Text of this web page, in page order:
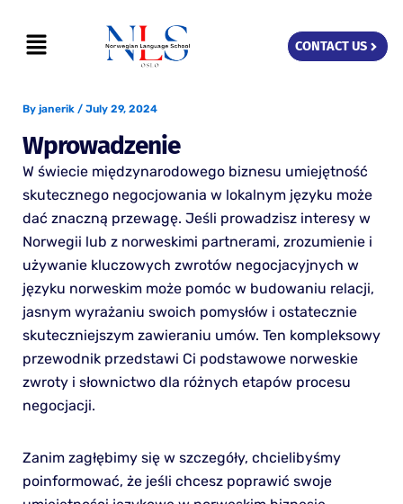
content
Menu CONTACT US
By janerik / July 29, 2024
Wprowadzenie
W świecie międzynarodowego biznesu umiejętność
skutecznego negocjowania w lokalnym języku może
dać znaczną przewagę. Jeśli prowadzisz interesy w
Norwegii lub z norweskimi partnerami, zrozumienie i
używanie kluczowych zwrotów negocjacyjnych w
języku norweskim może pomóc w budowaniu relacji,
jasnym wyrażaniu swoich pomysłów i ostatecznie
skuteczniejszym zawieraniu umów. Ten kompleksowy
przewodnik przedstawi Ci podstawowe norweskie
zwroty i słownictwo dla różnych etapów procesu
negocjacji.
Zanim zagłębimy się w szczegóły, chcielibyśmy
poinformować, że jeśli chcesz poprawić swoje